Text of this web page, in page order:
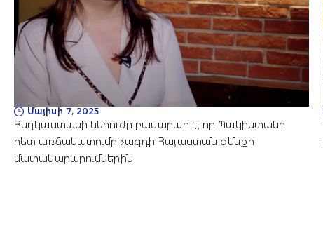
Մայիսի 7, 2025
Հնդկաստանի ներուժը բավարար է, որ Պակիստանի
հետ առճակատումը չազդի Հայաստան զենքի
մատակարարումներին